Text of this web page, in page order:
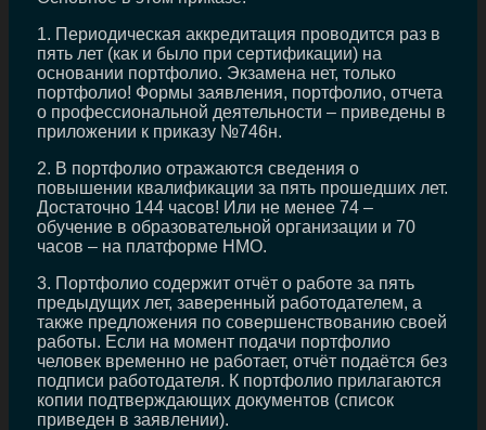
1. Периодическая аккредитация проводится раз в
пять лет (как и было при сертификации) на
основании портфолио. Экзамена нет, только
портфолио! Формы заявления, портфолио, отчета
о профессиональной деятельности – приведены в
приложении к приказу №746н.
2. В портфолио отражаются сведения о
повышении квалификации за пять прошедших лет.
Достаточно 144 часов! Или не менее 74 –
обучение в образовательной организации и 70
часов – на платформе НМО.
3. Портфолио содержит отчёт о работе за пять
предыдущих лет, заверенный работодателем, а
также предложения по совершенствованию своей
работы. Если на момент подачи портфолио
человек временно не работает, отчёт подаётся без
подписи работодателя. К портфолио прилагаются
копии подтверждающих документов (список
приведен в заявлении).